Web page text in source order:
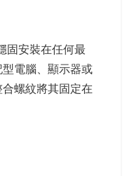
固安裝在任何最
電腦、顯示器或
螺紋將其固定在